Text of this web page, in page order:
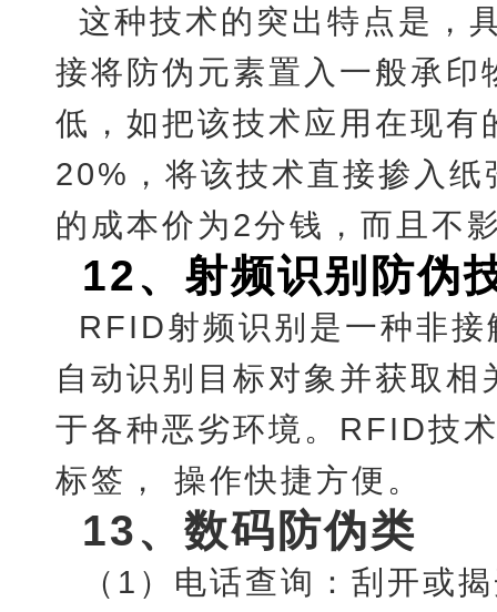
这种技术的突出特点是，
接将防伪元素置入一般承
低，如把该技术应用在现
20%，将该技术直接掺入
的成本价为2分钱，而且不
12、射频识别防伪
RFID射频识别是一种非
自动识别目标对象并获取
于各种恶劣环境。 RFID技
标签， 操作快捷方便。
13、数码防伪类
（ 1）电话查询：刮开或